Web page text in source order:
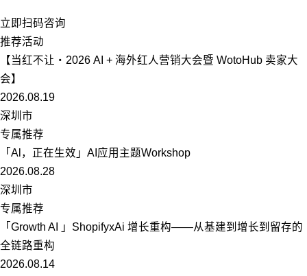
立即扫码咨询
推荐活动
【当红不让・2026 AI + 海外红人营销大会暨 WotoHub 卖家大
会】
2026.08.19
深圳市
专属推荐
「Al，正在生效」AI应用主题Workshop
2026.08.28
深圳市
专属推荐
「Growth AI 」ShopifyxAi 增长重构——从基建到增长到留存的
全链路重构
2026.08.14